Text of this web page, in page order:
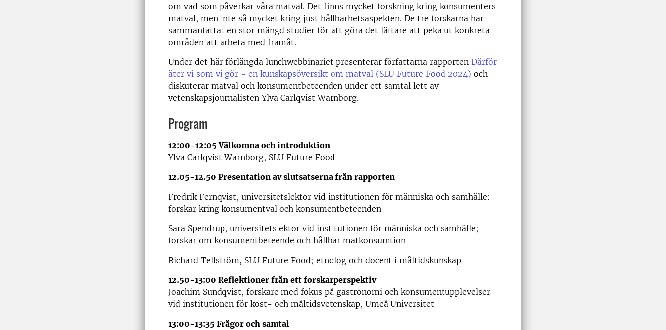
om vad som påverkar våra matval. Det finns mycket forskning kring konsumenters
matval, men inte så mycket kring just hållbarhetsaspekten. De tre forskarna har
sammanfattat en stor mängd studier för att göra det lättare att peka ut konkreta
områden att arbeta med framåt.
Under det här förlängda lunchwebbinariet presenterar författarna rapporten Därför
äter vi som vi gör - en kunskapsöversikt om matval (SLU Future Food 2024) och
diskuterar matval och konsumentbeteenden under ett samtal lett av
vetenskapsjournalisten Ylva Carlqvist Warnborg.
Program
12:00-12:05 Välkomna och introduktion
Ylva Carlqvist Warnborg, SLU Future Food
12.05-12.50 Presentation av slutsatserna från rapporten
Fredrik Fernqvist, universitetslektor vid institutionen för människa och samhälle:
forskar kring konsumentval och konsumentbeteenden
Sara Spendrup, universitetslektor vid institutionen för människa och samhälle;
forskar om konsumentbeteende och hållbar matkonsumtion
Richard Tellström, SLU Future Food; etnolog och docent i måltidskunskap
12.50-13:00 Reflektioner från ett forskarperspektiv
Joachim Sundqvist, forskare med fokus på gastronomi och konsumentupplevelser
vid institutionen för kost- och måltidsvetenskap, Umeå Universitet
13:00-13:35 Frågor och samtal